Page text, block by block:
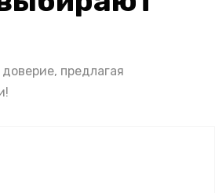
предлагая